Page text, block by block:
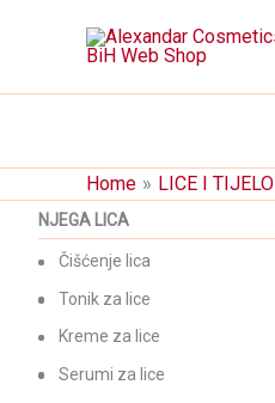
Home LICE I TIJELO
NJEGA LICA
Čišćenje lica
Tonik za lice
Kreme za lice
Serumi za lice